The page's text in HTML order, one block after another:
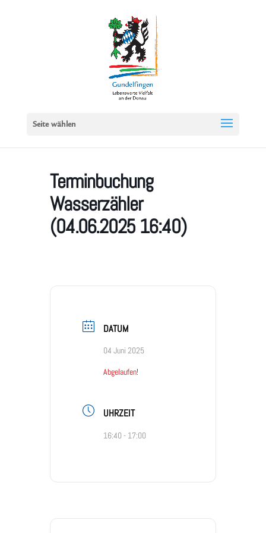
Seite wählen
Terminbuchung
Wasserzähler
(04.06.2025 16:40)
DATUM
04 Juni 2025
Abgelaufen!
UHRZEIT
16:40 - 17:00